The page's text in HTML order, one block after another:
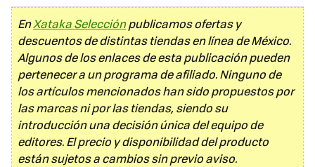
EnXataka Selecciónpublicamos ofertas y
descuentos de distintas tiendas en línea de México.
Algunos de los enlaces de esta publicación pueden
pertenecer a un programa de afiliado. Ninguno de
los artículos mencionados han sido propuestos por
las marcas ni por las tiendas, siendo su
introducción una decisión única del equipo de
editores. El precio y disponibilidad del producto
están sujetos a cambios sin previo aviso.